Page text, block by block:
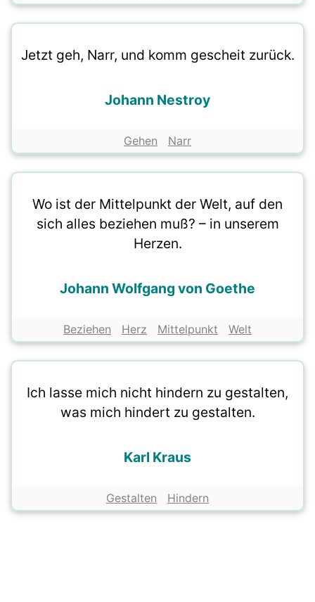
Jetzt geh, Narr, und komm gescheit zurück.
Johann Nestroy
Gehen Narr
Wo ist der Mittelpunkt der Welt, auf den
sich alles beziehen muß? – in unserem
Herzen.
Johann Wolfgang von Goethe
Beziehen Herz Mittelpunkt Welt
Ich lasse mich nicht hindern zu gestalten,
was mich hindert zu gestalten.
Karl Kraus
Gestalten Hindern